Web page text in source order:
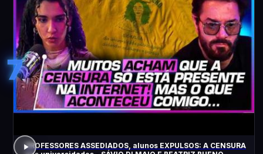
7
PROFESSORES ASSEDIADOS, alunos EXPULSOS: A CENSURA